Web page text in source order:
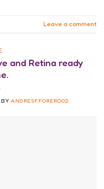
Leave a comment
and Retina ready
BYANDRESF.FORERO02